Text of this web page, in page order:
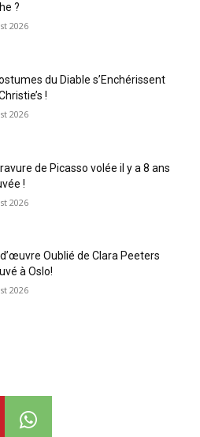
?
2026
du Diable s’Enchérissent
!
2026
de Picasso volée il y a 8 ans
!
2026
Oublié de Clara Peeters
à Oslo!
2026